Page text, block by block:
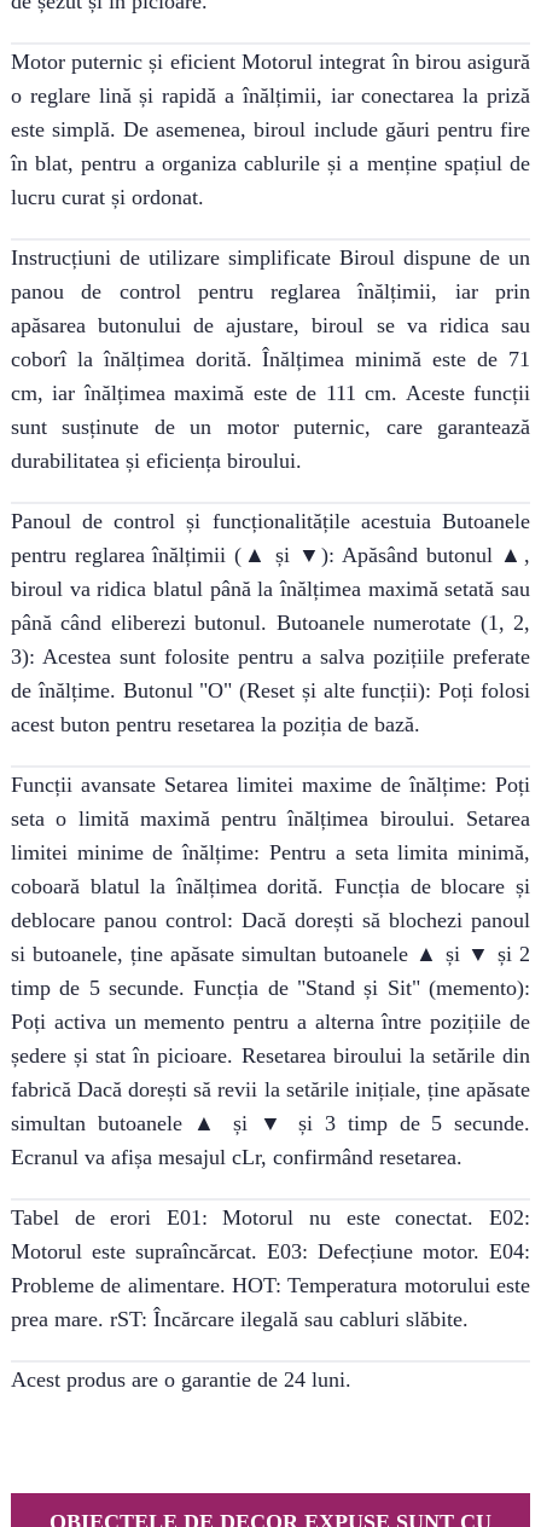
Motor puternic și eficient Motorul integrat în birou asigură
o reglare lină și rapidă a înălțimii, iar conectarea la priză
este simplă. De asemenea, biroul include găuri pentru fire
în blat, pentru a organiza cablurile și a menține spațiul de
lucru curat și ordonat.
Instrucțiuni de utilizare simplificate Biroul dispune de un
panou de control pentru reglarea înălțimii, iar prin
apăsarea butonului de ajustare, biroul se va ridica sau
coborî la înălțimea dorită. Înălțimea minimă este de 71
cm, iar înălțimea maximă este de 111 cm. Aceste funcții
sunt susținute de un motor puternic, care garantează
durabilitatea și eficiența biroului.
Panoul de control și funcționalitățile acestuia Butoanele
pentru reglarea înălțimii (▲ și ▼): Apăsând butonul ▲,
biroul va ridica blatul până la înălțimea maximă setată sau
până când eliberezi butonul. Butoanele numerotate (1, 2,
3): Acestea sunt folosite pentru a salva pozițiile preferate
de înălțime. Butonul "O" (Reset și alte funcții): Poți folosi
acest buton pentru resetarea la poziția de bază.
Funcții avansate Setarea limitei maxime de înălțime: Poți
seta o limită maximă pentru înălțimea biroului. Setarea
limitei minime de înălțime: Pentru a seta limita minimă,
coboară blatul la înălțimea dorită. Funcția de blocare și
deblocare panou control: Dacă dorești să blochezi panoul
si butoanele, ține apăsate simultan butoanele ▲ și ▼ și 2
timp de 5 secunde. Funcția de "Stand și Sit" (memento):
Poți activa un memento pentru a alterna între pozițiile de
ședere și stat în picioare. Resetarea biroului la setările din
fabrică Dacă dorești să revii la setările inițiale, ține apăsate
simultan butoanele ▲ și ▼ și 3 timp de 5 secunde.
Ecranul va afișa mesajul cLr, confirmând resetarea.
Tabel de erori E01: Motorul nu este conectat. E02:
Motorul este supraîncărcat. E03: Defecțiune motor. E04:
Probleme de alimentare. HOT: Temperatura motorului este
prea mare. rST: Încărcare ilegală sau cabluri slăbite.
Acest produs are o garantie de 24 luni.
OBIECTELE DE DECOR EXPUSE SUNT CU